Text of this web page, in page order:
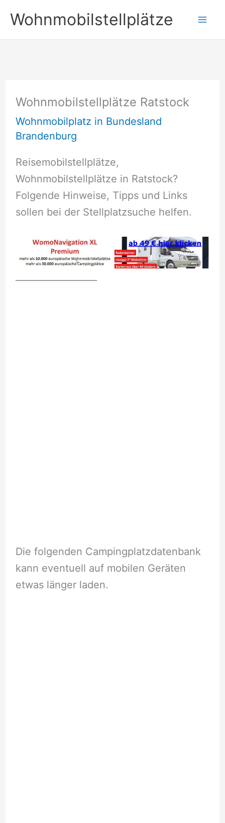
Inhalt
springen
Wohnmobilstellplätze
Wohnmobilstellplätze Ratstock
Wohnmobilplatz in Bundesland
Brandenburg
Reisemobilstellplätze,
Wohnmobilstellplätze in Ratstock?
Folgende Hinweise, Tipps und Links
sollen bei der Stellplatzsuche helfen.
Die folgenden Campingplatzdatenbank
kann eventuell auf mobilen Geräten
etwas länger laden.